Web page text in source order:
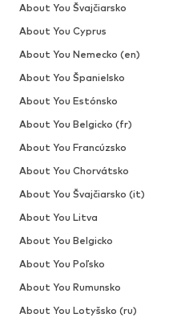
About You Švajčiarsko
About You Cyprus
About You Nemecko (en)
About You Španielsko
About You Estónsko
About You Belgicko (fr)
About You Francúzsko
About You Chorvátsko
About You Švajčiarsko (it)
About You Litva
About You Belgicko
About You Poľsko
About You Rumunsko
About You Lotyšsko (ru)